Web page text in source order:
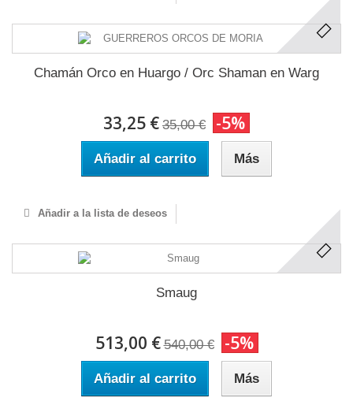
Chamán Orco en Huargo / Orc Shaman en Warg
33,25 € 35,00 € -5%
Añadir al carrito Más
Añadir a la lista de deseos
Smaug
513,00 € 540,00 € -5%
Añadir al carrito Más